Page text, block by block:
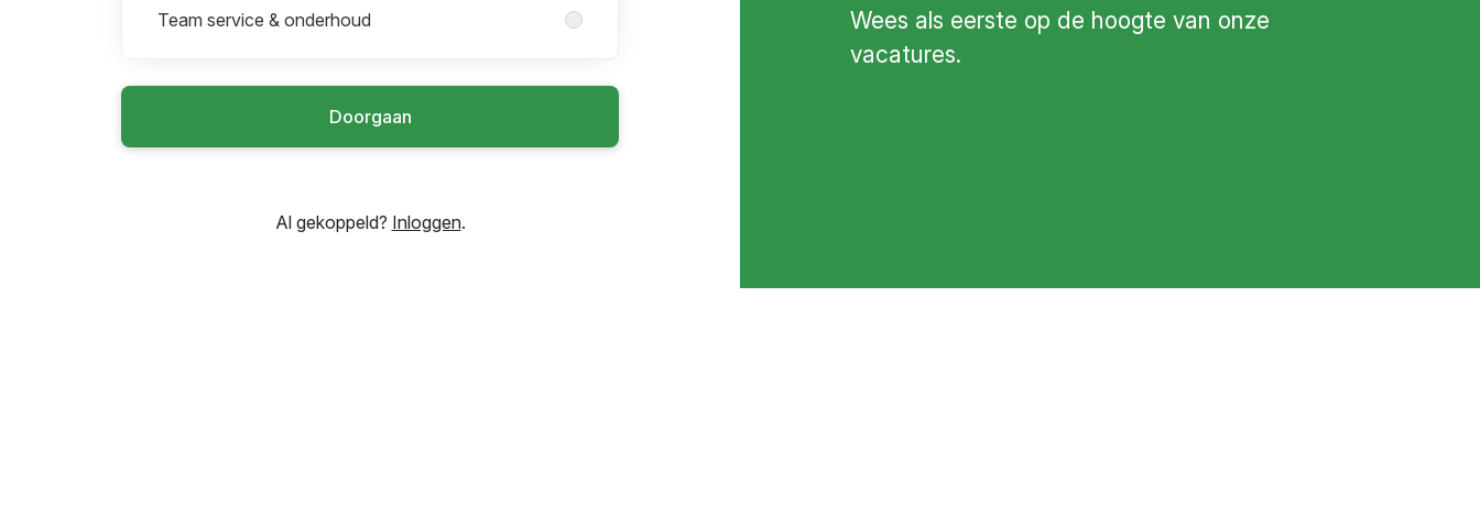
Team service & onderhoud
Doorgaan
Al gekoppeld? Inloggen.
Wees als eerste op de hoogte van onze
vacatures.